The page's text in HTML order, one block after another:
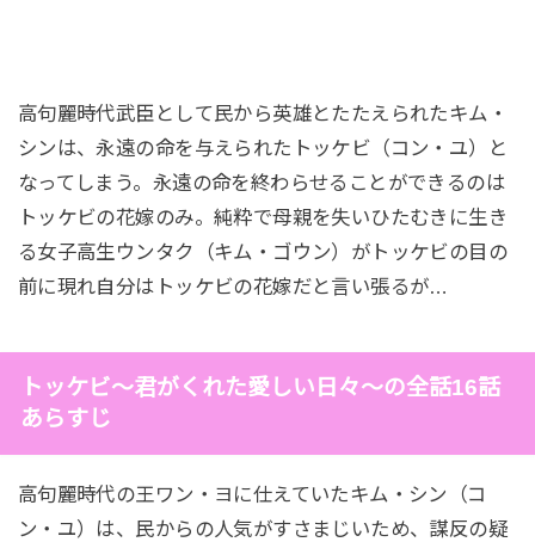
高句麗時代武臣として民から英雄とたたえられたキム・
シンは、永遠の命を与えられたトッケビ（コン・ユ）と
なってしまう。永遠の命を終わらせることができるのは
トッケビの花嫁のみ。純粋で母親を失いひたむきに生き
る女子高生ウンタク（キム・ゴウン）がトッケビの目の
前に現れ自分はトッケビの花嫁だと言い張るが…
トッケビ～君がくれた愛しい日々～の全話16話
あらすじ
高句麗時代の王ワン・ヨに仕えていたキム・シン（コ
ン・ユ）は、民からの人気がすさまじいため、謀反の疑